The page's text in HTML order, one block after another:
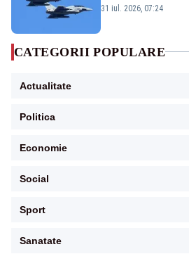
Eurofighter
31 iul. 2026, 07:24
CATEGORII POPULARE
Actualitate
Politica
Economie
Social
Sport
Sanatate